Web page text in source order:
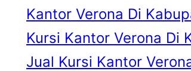
Kantor Verona Di
Kursi Kantor Verona Di
Jual Kursi Kantor